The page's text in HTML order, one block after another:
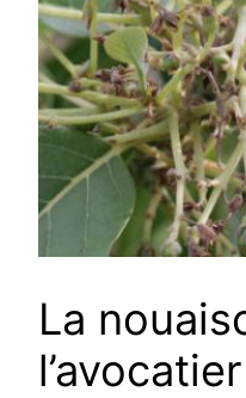
La
l’avocatier